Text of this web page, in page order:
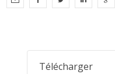
Télécharger